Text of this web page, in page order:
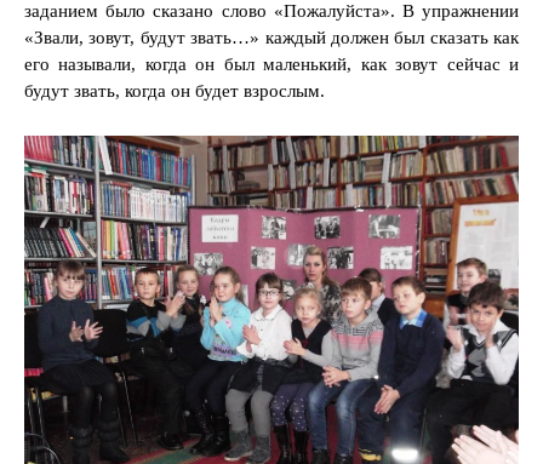
заданием было сказано слово «Пожалуйста». В упражнении
«Звали, зовут, будут звать…» каждый должен был сказать как
его называли, когда он был маленький, как зовут сейчас и
будут звать, когда он будет взрослым.